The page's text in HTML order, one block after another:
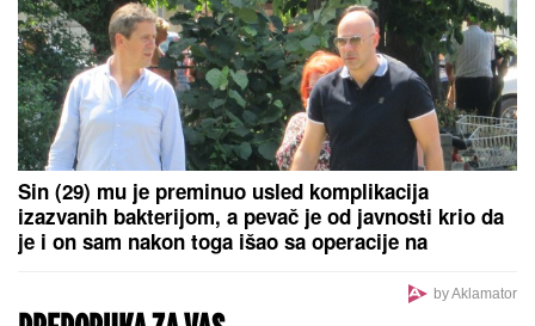
FATALNI SUSRETI, PAZITE SE
RAZOČARANjA Astro savet za
ponedeljak, 10. avgust: Evo koji
znaci su na udaru planeta ljubavi,